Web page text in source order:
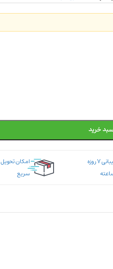
خرید
پشتیبانی ۷ روزه
امکان تحویل
سریع